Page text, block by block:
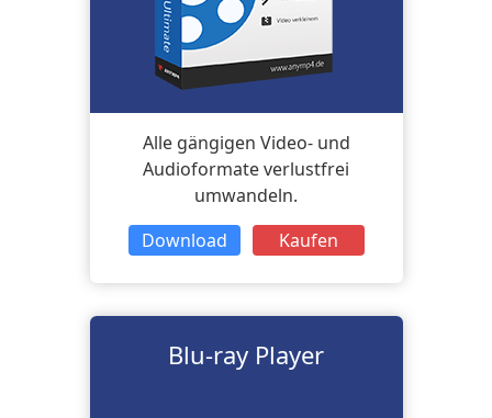
Alle gängigen Video- und
Audioformate verlustfrei
umwandeln.
Download
Kaufen
Blu-ray Player